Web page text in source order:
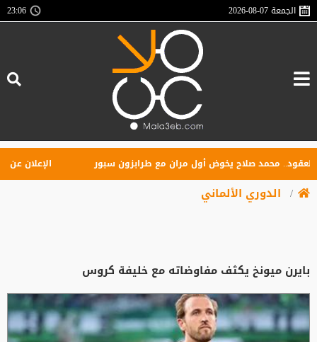
الجمعة2026-08-07
23:06
محمد صلاح يخوض أول مران مع طرابزون سبور الإعلان عن
الدوري الألماني
بايرن ميونخ يكثف مفاوضاته مع خليفة كروس